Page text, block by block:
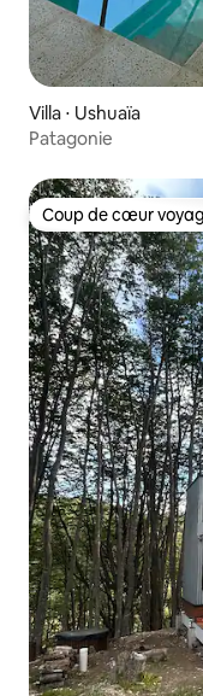
Villa ⋅ Ushuaïa
Patagonie
Coup de cœur
Coup de cœur